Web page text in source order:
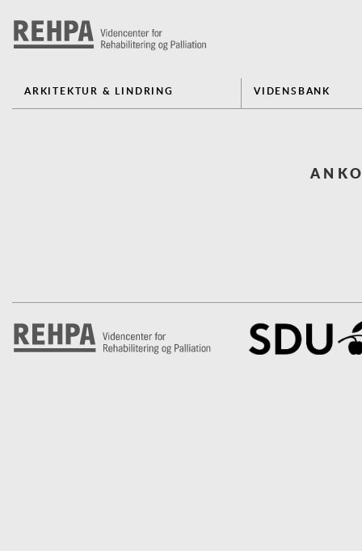
ARKITEKTUR & LINDRING VIDENSBANK